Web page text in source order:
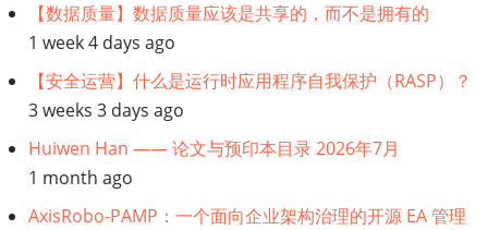
设
计
模
式
【数据质量】数据质量应该是共享的，而不是拥有的
1 week 4 days ago
【安全运营】什么是运行时应用程序自我保护（RASP）？
3 weeks 3 days ago
Huiwen Han —— 论文与预印本目录 2026年7月
1 month ago
AxisRobo-PAMP：一个面向企业架构治理的开源 EA 管理